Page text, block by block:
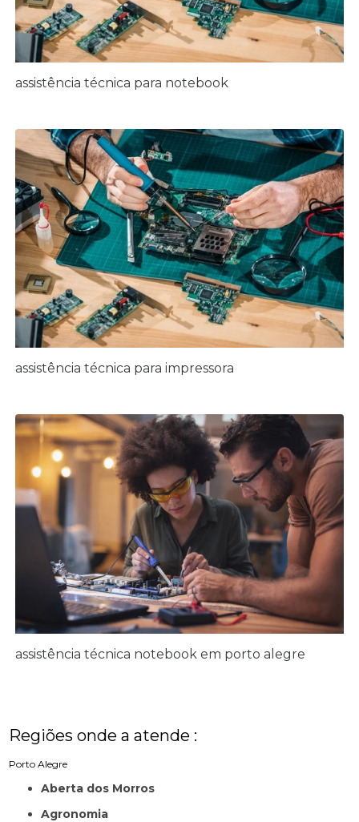
assistência técnica para notebook
assistência técnica para impressora
assistência técnica notebook em porto alegre
Regiões onde a atende :
Porto Alegre
Aberta dos Morros
Agronomia